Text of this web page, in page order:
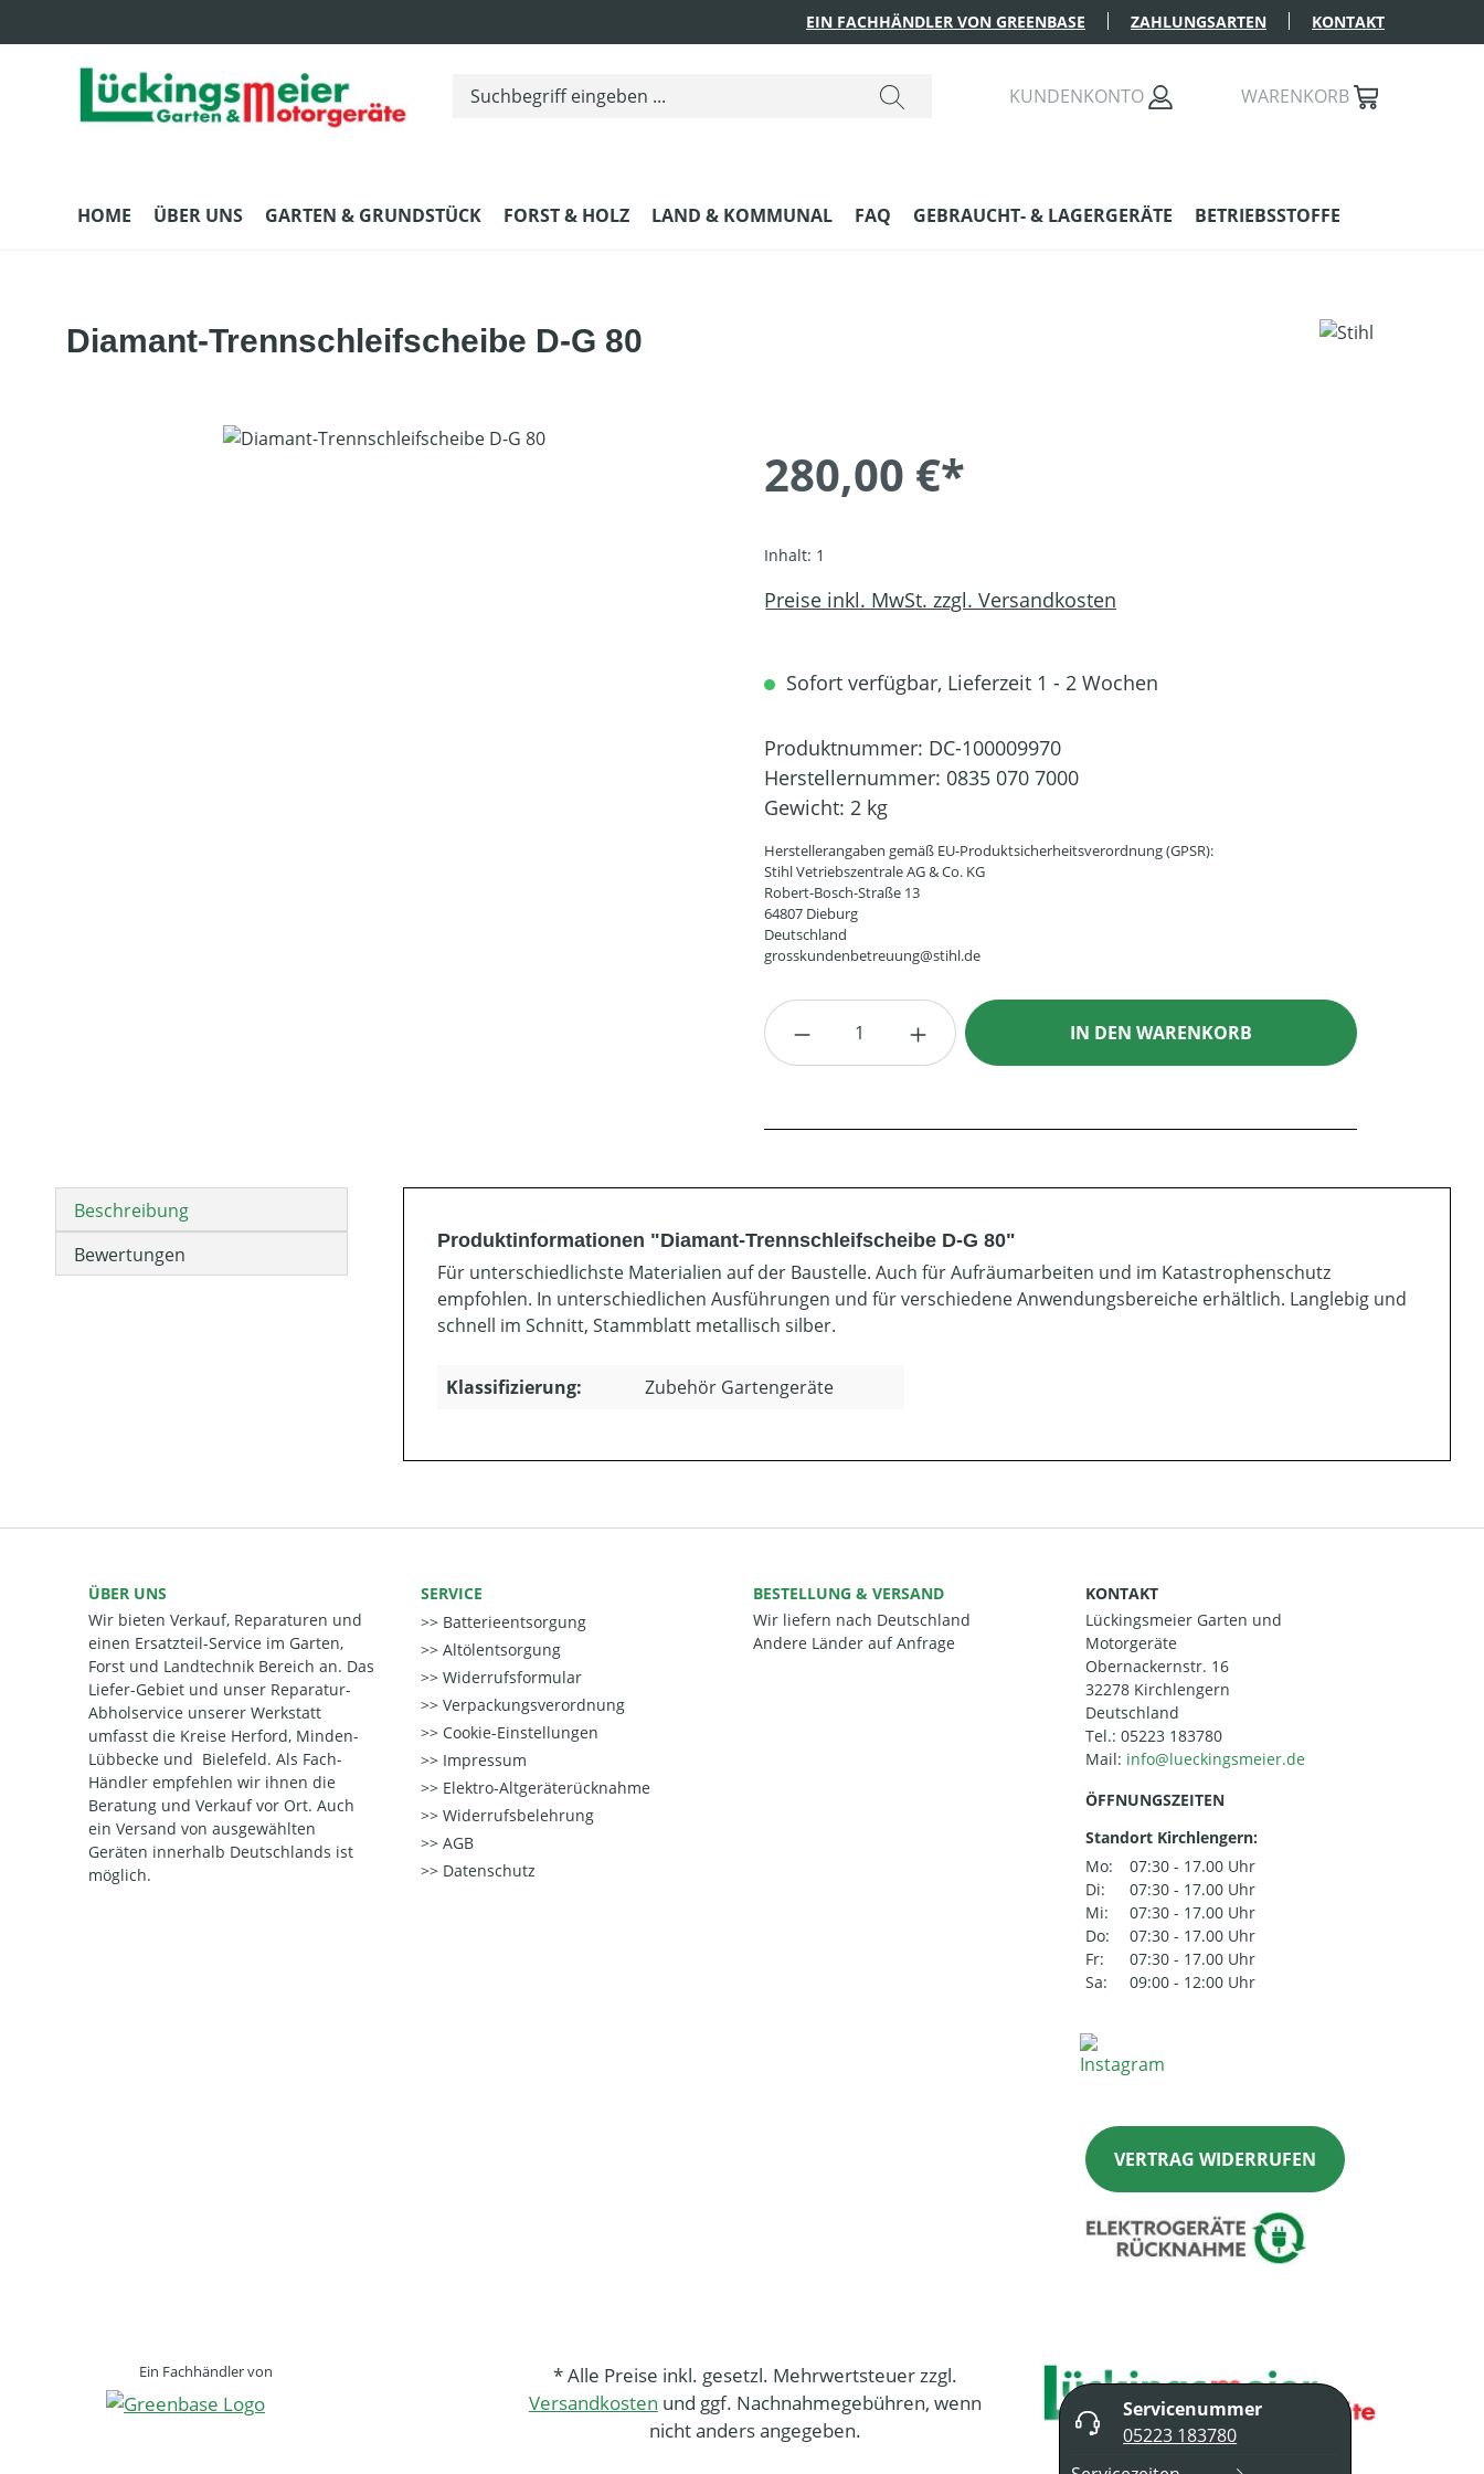
EIN FACHHÄNDLER VON GREENBASE ZAHLUNGSARTEN KONTAKT
KUNDENKONTO WARENKORB
HOME ÜBER UNS GARTEN & GRUNDSTÜCK FORST & HOLZ LAND & KOMMUNAL FAQ GEBRAUCHT- & LAGERGERÄTE BETRIEBSSTOFFE
Diamant-Trennschleifscheibe D-G 80
Bildergalerie überspringen
280,00 €*
Inhalt: 1
Preise inkl. MwSt. zzgl. Versandkosten
Sofort verfügbar, Lieferzeit 1 - 2 Wochen
Produktnummer: DC-100009970
Herstellernummer: 0835 070 7000
Gewicht: 2 kg
Herstellerangaben gemäß EU-Produktsicherheitsverordnung (GPSR):
Stihl Vetriebszentrale AG & Co. KG
Robert-Bosch-Straße 13
64807 Dieburg
Deutschland
grosskundenbetreuung@stihl.de
Produkt Anzahl: Gib den gewünschten Wert ein oder
IN DEN WARENKORB
Beschreibung
Bewertungen
Produktinformationen "Diamant-Trennschleifscheibe D-G 80"
Für unterschiedlichste Materialien auf der Baustelle. Auch für Aufräumarbeiten und im Katastrophenschutz
empfohlen. In unterschiedlichen Ausführungen und für verschiedene Anwendungsbereiche erhältlich. Langlebig und
schnell im Schnitt, Stammblatt metallisch silber.
Klassifizierung: Zubehör Gartengeräte
ÜBER UNS
Wir bieten Verkauf, Reparaturen und
einen Ersatzteil-Service im Garten,
Forst und Landtechnik Bereich an. Das
Liefer-Gebiet und unser Reparatur-
Abholservice unserer Werkstatt
umfasst die Kreise Herford, Minden-
Lübbecke und Bielefeld. Als Fach-
Händler empfehlen wir ihnen die
Beratung und Verkauf vor Ort. Auch
ein Versand von ausgewählten
Geräten innerhalb Deutschlands ist
möglich.
SERVICE
Batterieentsorgung
Altölentsorgung
Widerrufsformular
Verpackungsverordnung
Cookie-Einstellungen
Impressum
Elektro-Altgeräterücknahme
Widerrufsbelehrung
AGB
Datenschutz
BESTELLUNG & VERSAND
Wir liefern nach Deutschland
Andere Länder auf Anfrage
KONTAKT
Lückingsmeier Garten und
Motorgeräte
Obernackernstr. 16
32278 Kirchlengern
Deutschland
Tel.: 05223 183780
Mail:
ÖFFNUNGSZEITEN
Standort Kirchlengern:
Mo:
07:30 - 17.00 Uhr
Di:
07:30 - 17.00 Uhr
Mi:
07:30 - 17.00 Uhr
Do:
07:30 - 17.00 Uhr
Fr:
07:30 - 17.00 Uhr
Sa:
09:00 - 12:00 Uhr
VERTRAG WIDERRUFEN
Ein Fachhändler von
* Alle Preise inkl. gesetzl. Mehrwertsteuer zzgl.
Versandkosten und ggf. Nachnahmegebühren, wenn
nicht anders angegeben.
Servicenummer
05223 183780